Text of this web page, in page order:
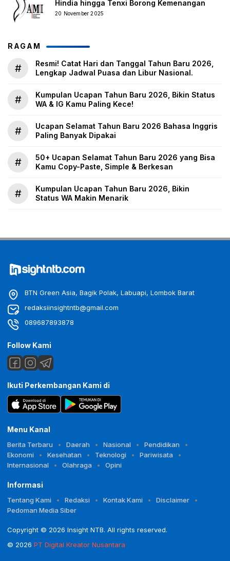
Hindia hingga Tenxi Borong Kemenangan
20 November 2025
RAGAM
#
Resmi! Catat Hari dan Tanggal Tahun Baru 2026,
Lengkap Jadwal Puasa dan Libur Nasional.
#
Kumpulan Ucapan Tahun Baru 2026, Bikin Status
WA & IG Kamu Paling Kece!
#
Ucapan Selamat Tahun Baru 2026 Bahasa Inggris
Paling Banyak Dipakai
#
50+ Ucapan Selamat Tahun Baru 2026 yang Bisa
Kamu Copy-Paste, Simple & Berkesan
#
Kumpulan Ucapan Tahun Baru 2026, Bikin
Status WA Makin Menarik
BTN Green Asia, Bagik Polak, Labuapi, Lombok Barat
redaksiinsightntb@gmail.com
089687893878
Follow Kami
Ikuti Perkembangan Kami di
Menu Kanal
Berita Terbaru Daerah Nasional
Pendidikan
Ekonomi
Kesehatan Teknologi
Pariwisata
Internasional
Olahraga Opini
Informasi
Tentang Kami Redaksi Kontak Kami
Disclaimer
Pedoman Media Siber
Copyright © 2026 Insight NTB. All rights reserved.
© 2026 PT Digital Kreator Nusantara